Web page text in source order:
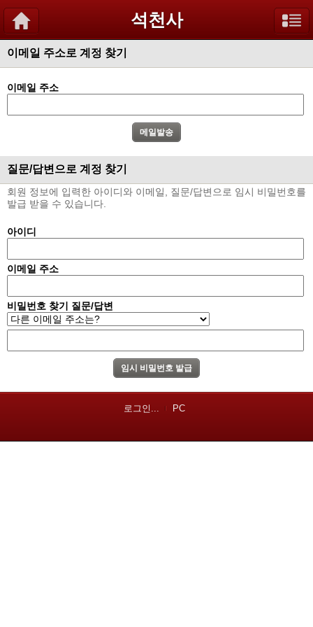
석천사
이메일 주소로 계정 찾기
이메일 주소
질문/답변으로 계정 찾기
회원 정보에 입력한 아이디와 이메일, 질문/답변으로 임시 비밀번호를
발급 받을 수 있습니다.
아이디
이메일 주소
비밀번호 찾기 질문/답변
로그인... PC